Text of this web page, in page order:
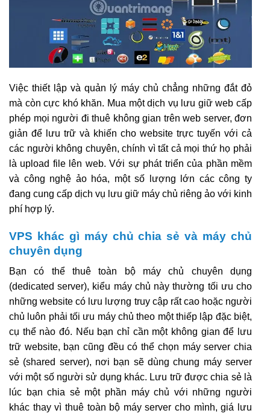
Việc thiết lập và quản lý máy chủ chẳng những đắt đỏ
mà còn cực khó khăn. Mua một dịch vụ lưu giữ web cấp
phép mọi người đi thuê không gian trên web server, đơn
giản để lưu trữ và khiến cho website trực tuyến với cả
các người không chuyên, chính vì tất cả mọi thứ họ phải
là upload file lên web. Với sự phát triển của phần mềm
và công nghệ ảo hóa, một số lượng lớn các công ty
đang cung cấp dịch vụ lưu giữ máy chủ riêng ảo với kinh
phí hợp lý.
VPS khác gì máy chủ chia sẻ và máy chủ
chuyên dụng
Bạn có thể thuê toàn bộ máy chủ chuyên dụng
(dedicated server), kiểu máy chủ này thường tối ưu cho
những website có lưu lượng truy cập rất cao hoặc người
chủ luôn phải tối ưu máy chủ theo một thiếp lập đặc biệt,
cụ thể nào đó. Nếu bạn chỉ cần một không gian để lưu
trữ website, bạn cũng đều có thể chọn máy server chia
sẻ (shared server), nơi bạn sẽ dùng chung máy server
với một số người sử dụng khác. Lưu trữ được chia sẻ là
lúc bạn chia sẻ một phần máy chủ với những người
khác thay vì thuê toàn bộ máy server cho mình, giá lưu